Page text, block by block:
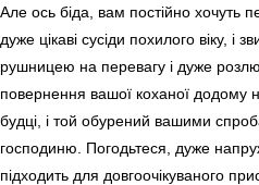
Але ось біда, вам постійно хочуть
дуже цікаві сусіди похилого віку, і
рушницею на перевагу і дуже
повернення вашої коханої додому
будці, і той обурений вашими
господиню. Погодьтеся, дуже
підходить для довгоочікуваного